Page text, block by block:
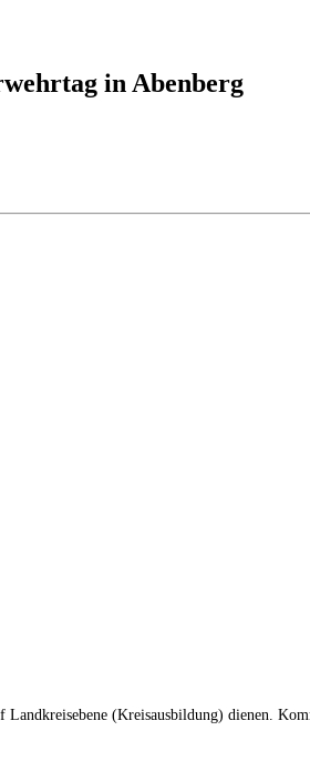
in Abenberg
(Kreisausbildung) dienen.